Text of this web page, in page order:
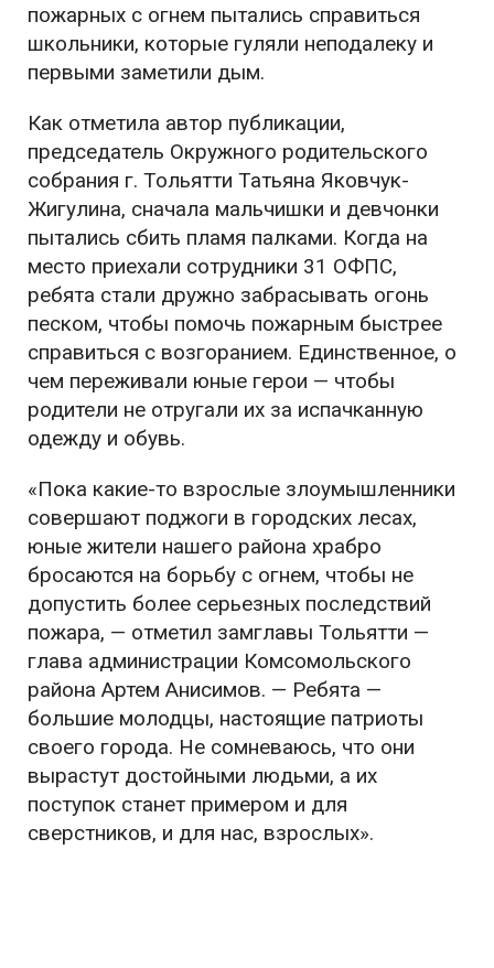
пожарных с огнем пытались справиться
школьники, которые гуляли неподалеку и
первыми заметили дым.
Как отметила автор публикации,
председатель Окружного родительского
собрания г. Тольятти Татьяна Яковчук-
Жигулина, сначала мальчишки и девчонки
пытались сбить пламя палками. Когда на
место приехали сотрудники 31 ОФПС,
ребята стали дружно забрасывать огонь
песком, чтобы помочь пожарным быстрее
справиться с возгоранием. Единственное, о
чем переживали юные герои — чтобы
родители не отругали их за испачканную
одежду и обувь.
«Пока какие-то взрослые злоумышленники
совершают поджоги в городских лесах,
юные жители нашего района храбро
бросаются на борьбу с огнем, чтобы не
допустить более серьезных последствий
пожара, — отметил замглавы Тольятти —
глава администрации Комсомольского
района Артем Анисимов. — Ребята —
большие молодцы, настоящие патриоты
своего города. Не сомневаюсь, что они
вырастут достойными людьми, а их
поступок станет примером и для
сверстников, и для нас, взрослых».